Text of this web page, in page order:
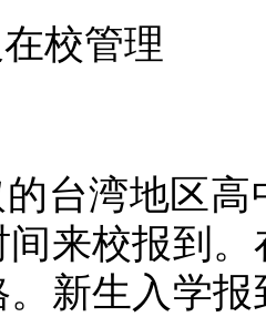
校管理
台湾地区
来校报到
新生入学